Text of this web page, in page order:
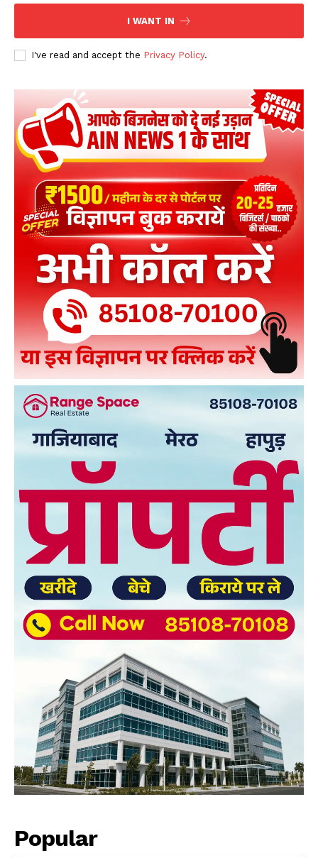
'हर घर तिरंगा यात्रा' में अमित शाह ने लिया हिस्सा
ममता बनर्जी के काफिले पर हमला
01:00
उत्तराखंड के युवक ने बनाई 'फ्लाइंग कार'
01:55
Yogi Adityanath : "कांग्रेस के समय में घर पर तिरंगा लगाने
के लिए लड़ाई लड़नी पड़ती थी..."
सदन में PM Modi ने मजेदार अंदाज़ में Rahul Gandhi की
जो मौज ली, पूरा सदन हंसने लगा! #Viral
09:09
I WANT IN
I've read and accept the Privacy Policy.
Popular